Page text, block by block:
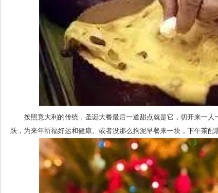
按照意大利的传统，圣诞大餐最后一道甜点就是它，切开来一人
跃，为来年祈福好运和健康。或者没那么拘泥早餐来一块，下午茶配